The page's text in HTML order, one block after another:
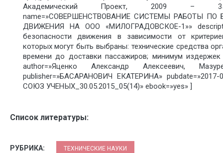
Академический Проект, 2009 –
name=»СОВЕРШЕНСТВОВАНИЕ СИСТЕМЫ РАБОТЫ
ДВИЖЕНИЯ НА ООО «МИЛОГРАДОВСКОЕ-1»»
безопасности движения в зависимости от
которых могут быть выбраны: технические средства
времени до доставки пассажиров; минимум издержек
author=»Яценко Александр Алексеевич,
publisher=»БАСАРАНОВИЧ ЕКАТЕРИНА»
СОЮЗ УЧЕНЫХ_30.05.2015_05(14)» ebook=»yes» ]
Список литературы:
РУБРИКА: ТЕХНИЧЕСКИЕ НАУКИ